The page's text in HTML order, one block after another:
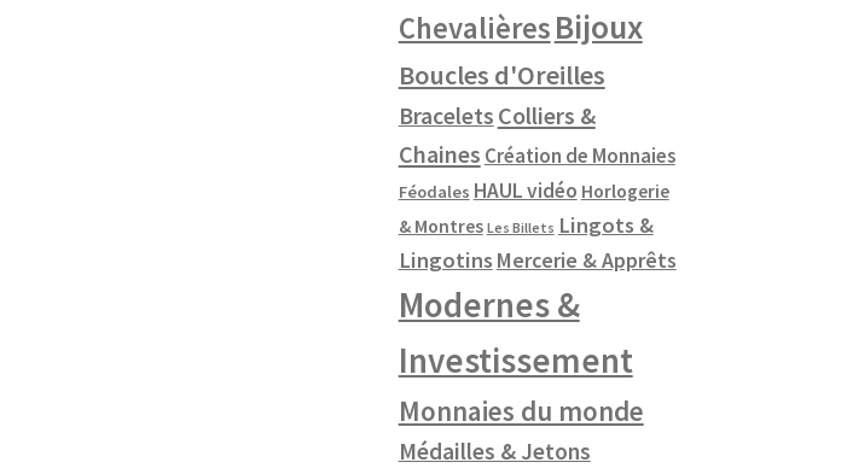
ChevalièresBijoux
Boucles d'Oreilles
Bracelets Colliers &
Chaines Création de Monnaies
Féodales HAUL vidéo Horlogerie
& Montres Les Billets Lingots &
Lingotins Mercerie & Apprêts
Modernes &
Investissement
Monnaies du monde
Médailles & Jetons